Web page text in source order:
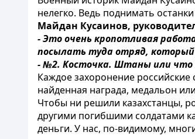
нелегко. Ведь поднимать
Майдан Кусаинов,
- Это очень кропотливая
посылать туда отряд, который
- №2. Косточка. Штаны или что
Каждое захоронение
найденная награда, медальон
Чтобы ни решили казахстанцы,
другими погибшими солдатами
деньги. У нас, по-видимому,